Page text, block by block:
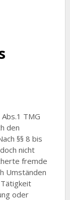
TMG
den
§§ 8 bis
nicht
fremde
Umständen
oder